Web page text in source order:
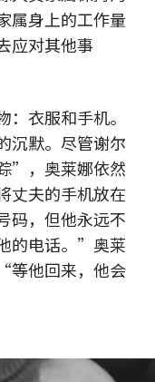
属身上的工作量
应对其他事
衣服和手机。
沉默。尽管谢尔
”，奥莱娜依然
丈夫的手机放在
码，但他永远不
的电话。”奥莱
等他回来，他会